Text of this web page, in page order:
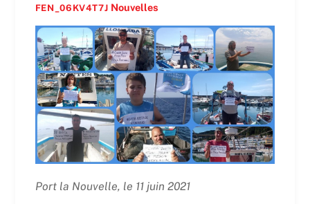
FEN_06KV4T7J Nouvelles
Port la Nouvelle, le 11 juin 2021